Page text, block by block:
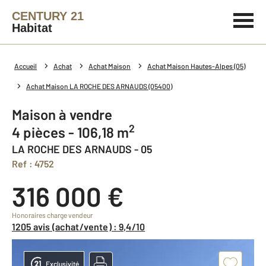
CENTURY 21
Habitat
Accueil Achat Achat Maison Achat Maison Hautes-Alpes (05)
Achat Maison LA ROCHE DES ARNAUDS (05400)
Maison à vendre
4 pièces - 106,18 m2
LA ROCHE DES ARNAUDS - 05
Ref : 4752
316 000 €
Honoraires charge vendeur
1205 avis (achat/vente) : 9,4/10
Exclusivité